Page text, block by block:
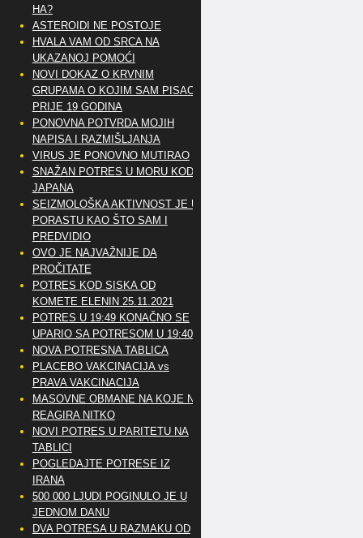
HA?
ASTEROIDI NE POSTOJE
HVALA VAM OD SRCA NA
UKAZANOJ POMOĆI
NOVI DOKAZ O KRVNIM
GRUPAMA O KOJIM SAM PISAO
PRIJE 19 GODINA
PONOVNA POTVRDA MOJIH
NAPISA I RAZMIŠLJANJA
VIRUS JE PONOVNO MUTIRAO
SNAŽAN POTRES U MORU KOD
JAPANA
SEIZMOLOŠKA AKTIVNOST JE U
PORASTU KAO ŠTO SAM I
PREDVIDIO
OVO JE NAJVAŽNIJE DA
PROČITATE
POTRES KOD SISKA OD
KOMETE ELENIN 25.11.2021
POTRES U 19:49 KONAČNO SE
UPARIO SA POTRESOM U 19:40
NOVA POTRESNA TABLICA
PLACEBO VAKCINACIJA vs
PRAVA VAKCINACIJA
MASOVNE OBMANE NA KOJE NE
REAGIRA NITKO
NOVI POTRES U PARITETU NA
TABLICI
POGLEDAJTE POTRESE IZ
IRANA
500 000 LJUDI POGINULO JE U
JEDNOM DANU
DVA POTRESA U RAZMAKU OD